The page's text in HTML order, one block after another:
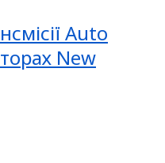
Auto
New